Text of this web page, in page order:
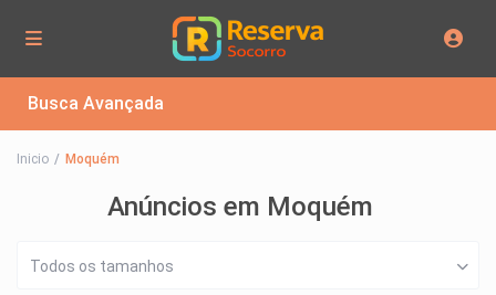
Busca Avançada
Inicio Moquém
Anúncios em Moquém
Todos os tamanhos